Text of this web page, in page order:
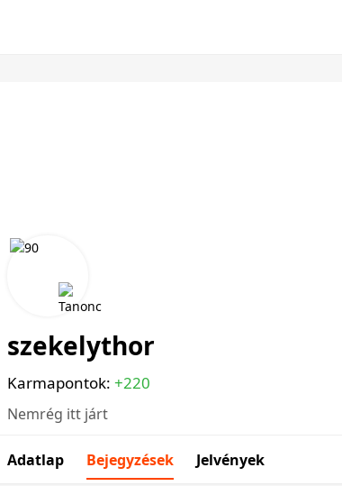
szekelythor
Karmapontok: +220
Nemrég itt járt
Adatlap Bejegyzések Jelvények